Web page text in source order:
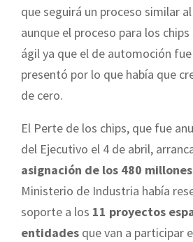
que seguirá un proceso similar
aunque el proceso para los
ágil ya que el de automoción
presentó por lo que había que
de cero.
El Perte de los chips, que fue
del Ejecutivo el 4 de abril,
asignación de los 480
Ministerio de Industria había
soporte a los 11 proyectos
entidades que van a participar